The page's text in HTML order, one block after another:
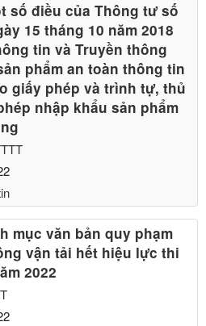
số điều của Thông tư số
15 tháng 10 năm 2018
tin và Truyền thông
phẩm an toàn thông tin
giấy phép và trình tự, thủ
nhập khẩu sản phẩm
mục văn bản quy phạm
vận tải hết hiệu lực thi
2022